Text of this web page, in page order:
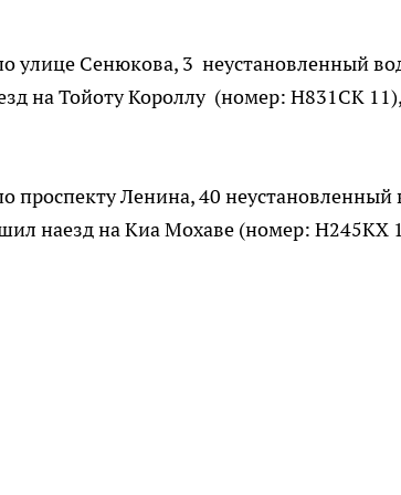
улице Сенюкова, 3 неустановленный
на Тойоту Короллу (номер: Н831СК 11),
проспекту Ленина, 40 неустановленный
наезд на Киа Мохаве (номер: Н245КХ